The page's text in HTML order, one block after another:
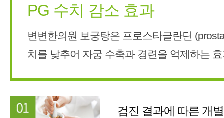
PG 수치 감소 효과
변변한의원 보궁탕은 프로스타글란딘
치를 낮추어 자궁 수축과 경련을 억제하는
검진 결과에 따른 개